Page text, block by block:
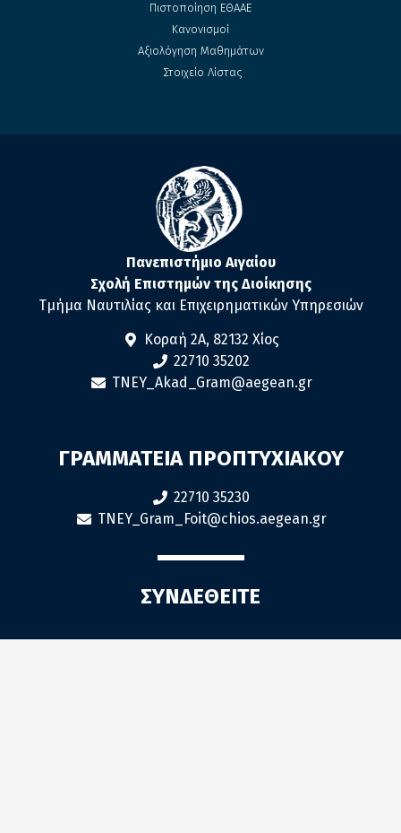
Πιστοποίηση ΕΘΑΑΕ
Κανονισμοί
Αξιολόγηση Μαθημάτων
Στοιχείο Λίστας
Πανεπιστήμιο Αιγαίου
Σχολή Επιστημών της Διοίκησης
Τμήμα Ναυτιλίας και Επιχειρηματικών Υπηρεσιών
Κοραή 2Α, 82132 Χίος
22710 35202
TNEY_Akad_Gram@aegean.gr
ΓΡΑΜΜΑΤΕΙΑ ΠΡΟΠΤΥΧΙΑΚΟΥ
22710 35230
TNEY_Gram_Foit@chios.aegean.gr
ΣΥΝΔΕΘΕΙΤΕ